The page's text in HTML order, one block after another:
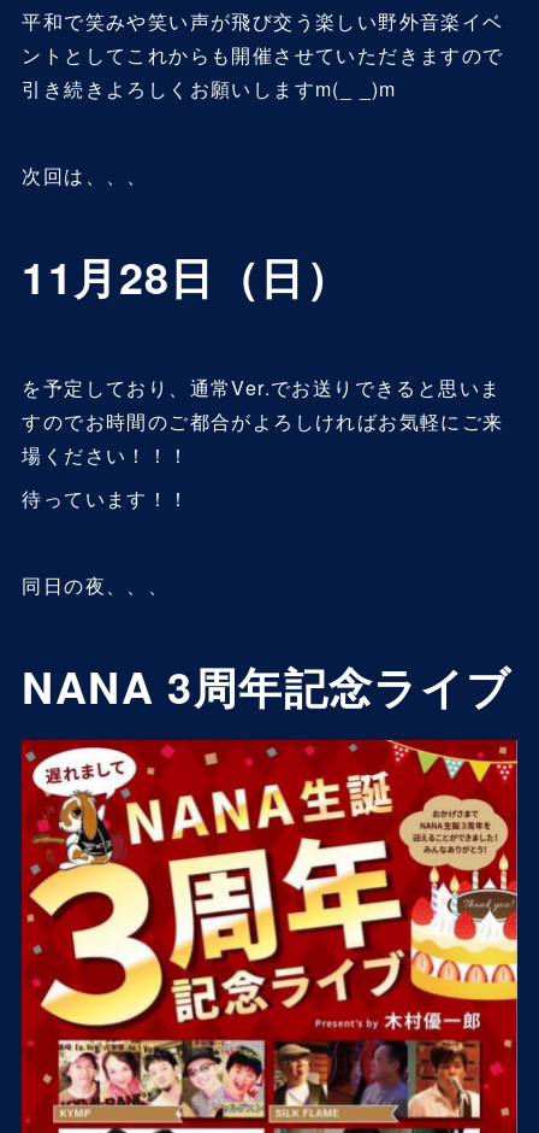
平和で笑みや笑い声が飛び交う楽しい野外音楽イベ
ントとしてこれからも開催させていただきますので
引き続きよろしくお願いしますm(_ _)m
次回は、、、
11月28日（日）
を予定しており、通常Ver.でお送りできると思いま
すのでお時間のご都合がよろしければお気軽にご来
場ください！！！
待っています！！
同日の夜、、、
NANA 3周年記念ライブ